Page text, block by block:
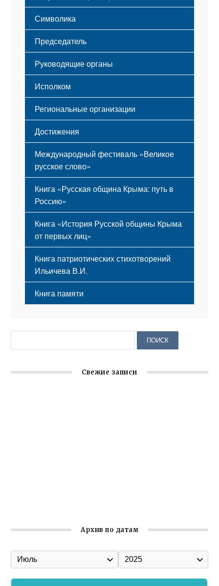
Этапы становления
Принципы деятельности
Структура
Мероприятия
Символика
Флаг
Герб
Гимн
Председатель
Руководящие органы
Исполком
Региональные организации
Достижения
Международный фестиваль «Великое
русское слово»
Книга «Русская община Крыма: путь в
Россию»
Книга «История Русской общины Крыма
от первых лиц»
Книга патриотических стихотворений
Ильичева В.И.
Книга памяти
Свежие записи
Архив по датам